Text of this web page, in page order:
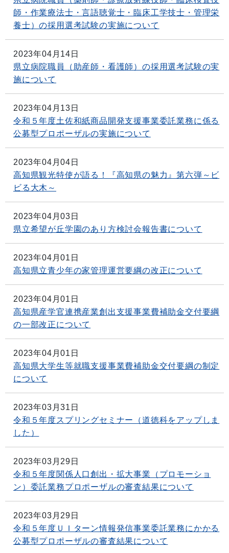
師・作業療法士・言語聴覚士・臨床工学技士・管理栄
養士）の採用選考試験の実施について
2023年04月14日
県立病院職員（助産師・看護師）の採用選考試験の実
施について
2023年04月13日
令和５年度土佐和紙商品開発支援事業委託業務に係る
公募型プロポーザルの実施について
2023年04月04日
高知県観光特使が語る！『高知県の魅力』第六弾～ビ
ビる大木～
2023年04月03日
県立希望が丘学園のあり方検討会報告書について
2023年04月01日
高知県立青少年の家管理運営要綱の改正について
2023年04月01日
高知県産学官連携産業創出支援事業費補助金交付要綱
の一部改正について
2023年04月01日
高知県大学生等就職支援事業費補助金交付要綱の制定
について
2023年03月31日
令和５年度スプリングセミナー（道徳科をアップしま
した）
2023年03月29日
令和５年度関係人口創出・拡大事業（プロモーショ
ン）委託業務プロポーザルの審査結果について
2023年03月29日
令和５年度ＵＩターン情報発信事業委託業務にかかる
公募型プロポーザルの審査結果について